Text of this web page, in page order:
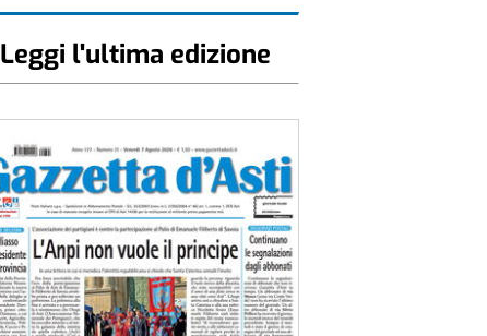
Leggi l'ultima edizione